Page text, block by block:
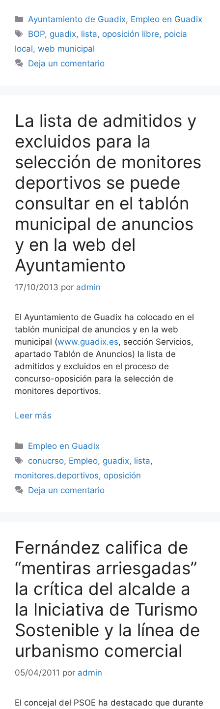
Categorías
Ayuntamiento de Guadix, Empleo en Guadix
Etiquetas
BOP, guadix, lista, oposición libre, poicia
local, web municipal
Deja un comentario
La lista de admitidos y
excluidos para la
selección de monitores
deportivos se puede
consultar en el tablón
municipal de anuncios
y en la web del
Ayuntamiento
17/10/2013 por admin
El Ayuntamiento de Guadix ha colocado en el
tablón municipal de anuncios y en la web
municipal (www.guadix.es, sección Servicios,
apartado Tablón de Anuncios) la lista de
admitidos y excluidos en el proceso de
concurso-oposición para la selección de
monitores deportivos.
Leer más
Categorías
Empleo en Guadix
Etiquetas
conucrso, Empleo, guadix, lista,
monitores.deportivos, oposición
Deja un comentario
Fernández califica de
“mentiras arriesgadas”
la crítica del alcalde a
la Iniciativa de Turismo
Sostenible y la línea de
urbanismo comercial
05/04/2011 por admin
El concejal del PSOE ha destacado que durante